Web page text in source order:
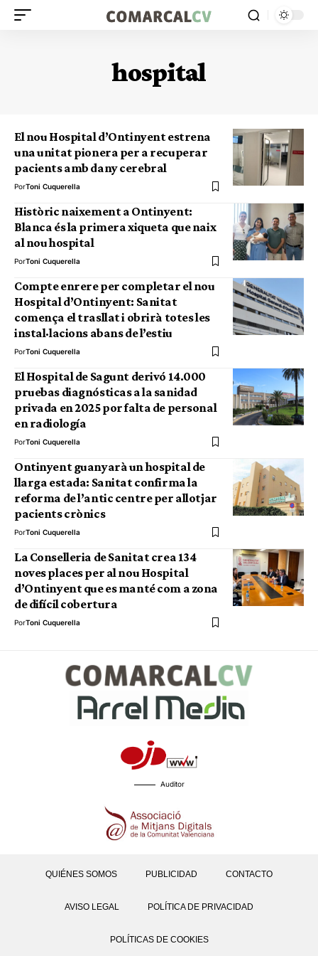
hospital
El nou Hospital d’Ontinyent estrena
una unitat pionera per a recuperar
pacients amb dany cerebral
PorToni Cuquerella
Històric naixement a Ontinyent:
Blanca és la primera xiqueta que naix
al nou hospital
PorToni Cuquerella
Compte enrere per completar el nou
Hospital d’Ontinyent: Sanitat
comença el trasllat i obrirà totes les
instal·lacions abans de l’estiu
PorToni Cuquerella
El Hospital de Sagunt derivó 14.000
pruebas diagnósticas a la sanidad
privada en 2025 por falta de personal
en radiología
PorToni Cuquerella
Ontinyent guanyarà un hospital de
llarga estada: Sanitat confirma la
reforma de l’antic centre per allotjar
pacients crònics
PorToni Cuquerella
La Conselleria de Sanitat crea 134
noves places per al nou Hospital
d’Ontinyent que es manté com a zona
de difícil cobertura
PorToni Cuquerella
Auditor
QUIÉNES SOMOS PUBLICIDAD CONTACTO
AVISO LEGAL POLÍTICA DE PRIVACIDAD
POLÍTICAS DE COOKIES